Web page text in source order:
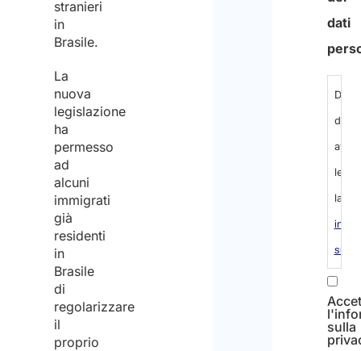
stranieri
in
Brasile.
La
nuova
legislazione
ha
permesso
ad
alcuni
immigrati
già
residenti
in
Brasile
di
regolarizzare
il
proprio
di
dati
di